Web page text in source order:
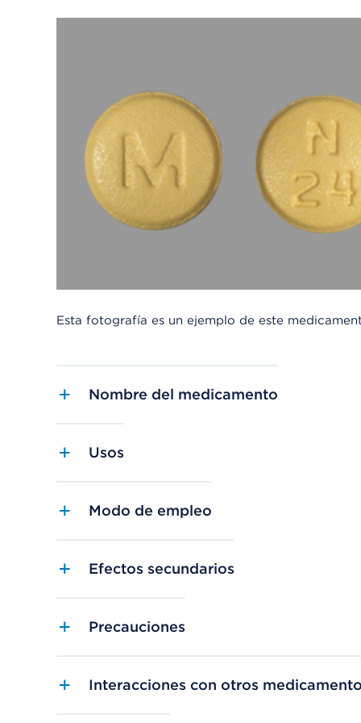
Esta fotografía es un ejemplo de este
Nombre del medicamento
Usos
Modo de empleo
Efectos secundarios
Precauciones
Interacciones con otros